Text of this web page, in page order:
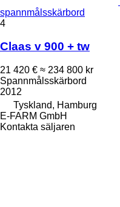
spannmålsskärbord
4
Claas v 900 + tw
21 420 € ≈ 234 800 kr
Spannmålsskärbord
2012
Tyskland, Hamburg
E-FARM GmbH
Kontakta säljaren